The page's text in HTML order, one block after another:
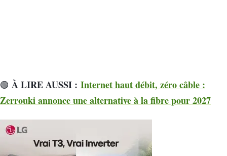
🟢 À LIRE AUSSI : Internet haut débit, zéro câble :
Zerrouki annonce une alternative à la fibre pour 2027